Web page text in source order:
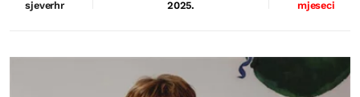
sjeverhr
2025.
mjeseci